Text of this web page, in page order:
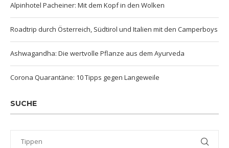
Alpinhotel Pacheiner: Mit dem Kopf in den Wolken
Roadtrip durch Österreich, Südtirol und Italien mit den Camperboys
Ashwagandha: Die wertvolle Pflanze aus dem Ayurveda
Corona Quarantäne: 10 Tipps gegen Langeweile
SUCHE